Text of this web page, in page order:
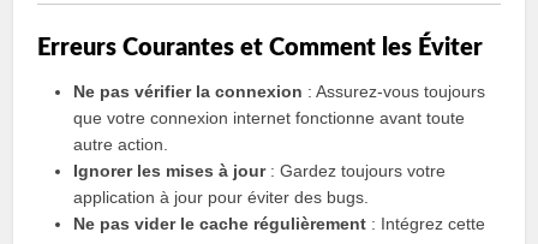
Erreurs Courantes et Comment les Éviter
Ne pas vérifier la connexion : Assurez-vous toujours
que votre connexion internet fonctionne avant toute
autre action.
Ignorer les mises à jour: Gardez toujours votre
application à jour pour éviter des bugs.
Ne pas vider le cache régulièrement : Intégrez cette